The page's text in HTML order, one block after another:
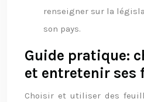
renseigner sur la
son pays.
Guide pratique:
et entretenir ses
Choisir et utiliser des